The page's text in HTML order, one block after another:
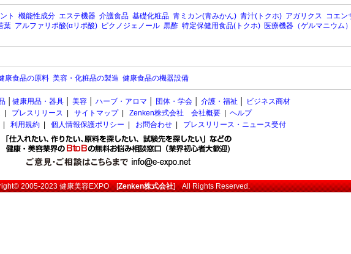
ト 機能性成分 エステ機器 介護食品 基礎化粧品 青ミカン(青みかん) 青汁(トクホ) アガリクス コエン
葉 アルファリポ酸(αリポ酸) ピクノジェノール 黒酢 特定保健用食品(トクホ) 医療機器（ゲルマニウム）
康食品の原料 美容・化粧品の製造 健康食品の機器設備
健康用品・器具 美容 ハーブ・アロマ 団体・学会 介護・福祉
ビジネス商材
プレスリリース サイトマップ| Zenken株式会社 会社概要
ヘルプ
利用規約 個人情報保護ポリシー お問合わせ プレスリリース・ニュース受付
2005-2023健康美容EXPO[Zenken株式会社] All Rights Reserved.